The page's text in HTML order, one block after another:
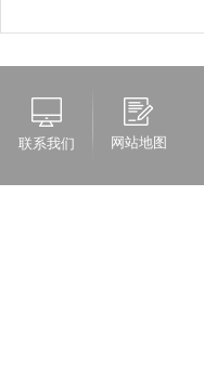
联系我们 网站地图